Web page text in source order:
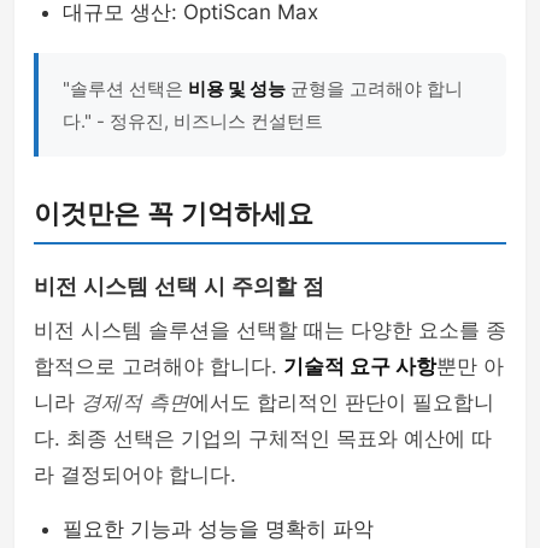
대규모 생산: OptiScan Max
"솔루션 선택은 비용 및 성능 균형을 고려해야 합니
다." - 정유진, 비즈니스 컨설턴트
이것만은 꼭 기억하세요
비전 시스템 선택 시 주의할 점
비전 시스템 솔루션을 선택할 때는 다양한 요소를 종
합적으로 고려해야 합니다. 기술적 요구 사항뿐만 아
니라 경제적 측면에서도 합리적인 판단이 필요합니
다. 최종 선택은 기업의 구체적인 목표와 예산에 따
라 결정되어야 합니다.
필요한 기능과 성능을 명확히 파악